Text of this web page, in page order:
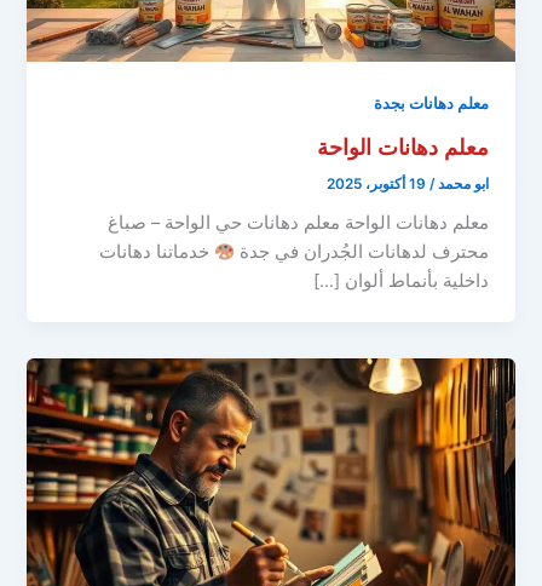
معلم دهانات بجدة
معلم دهانات الواحة
ابو محمد/ 19 أكتوبر، 2025
معلم دهانات الواحة معلم دهانات حي الواحة – صباغ
محترف لدهانات الجُدران في جدة
خدماتنا دهانات
داخلية بأنماط ألوان […]